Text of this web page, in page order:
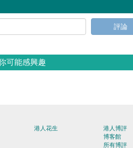
評論
可能感興趣
港人花生
港人博評
博客館
所有博評